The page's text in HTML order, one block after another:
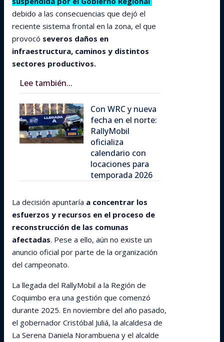
debido a las consecuencias que dejó el
reciente sistema frontal en la zona, el que
provocó severos daños en
infraestructura, caminos y distintos
sectores productivos.
Lee también...
Con WRC y nueva
fecha en el norte:
RallyMobil
oficializa
calendario con
locaciones para
temporada 2026
La decisión apuntaría a concentrar los
esfuerzos y recursos en el proceso de
reconstrucción de las comunas
afectadas. Pese a ello, aún no existe un
anuncio oficial por parte de la organización
del campeonato.
La llegada del RallyMobil a la Región de
Coquimbo era una gestión que comenzó
durante 2025. En noviembre del año pasado,
el gobernador Cristóbal Juliá, la alcaldesa de
La Serena Daniela Norambuena y el alcalde